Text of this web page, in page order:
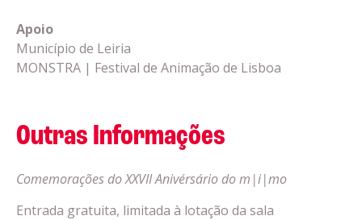
Apoio
Município de Leiria
MONSTRA | Festival de Animação de Lisboa
Outras Informações
Comemorações do XXVII Anivérsário do m|i|mo
Entrada gratuita, limitada à lotação da sala